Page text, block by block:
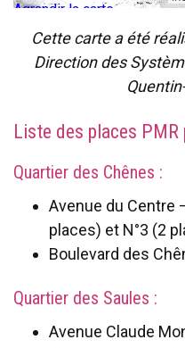
Agrandir la carte
Cette carte a été
Direction des
Liste des places
Quartier des Chênes :
Avenue du Centre
places) et N°3 (2
Boulevard des
Quartier des Saules :
Avenue Claude